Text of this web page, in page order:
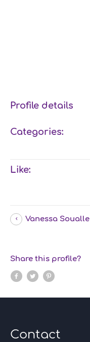
Profile details
Categories:
Like:
Vanessa Soualle
Share this profile?
Contact